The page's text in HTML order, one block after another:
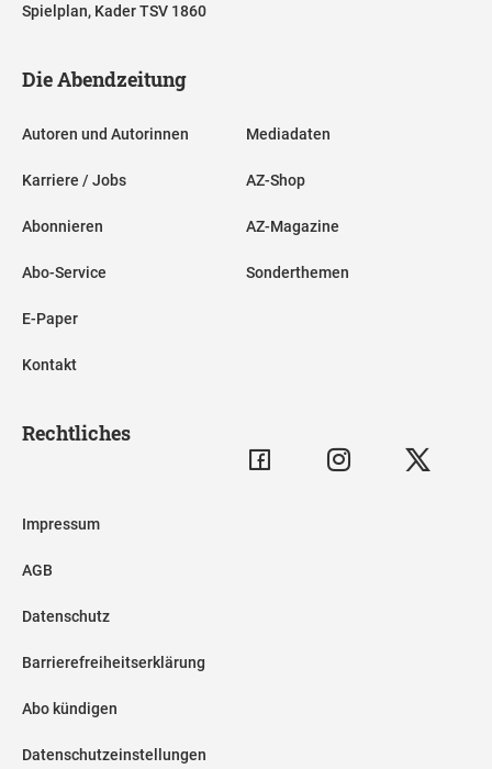
Spielplan, Kader TSV 1860
Die Abendzeitung
Autoren und Autorinnen
Karriere / Jobs
Abonnieren
Abo-Service
E-Paper
Kontakt
Mediadaten
AZ-Shop
AZ-Magazine
Sonderthemen
Rechtliches
Impressum
AGB
Datenschutz
Barrierefreiheitserklärung
Abo kündigen
Datenschutzeinstellungen